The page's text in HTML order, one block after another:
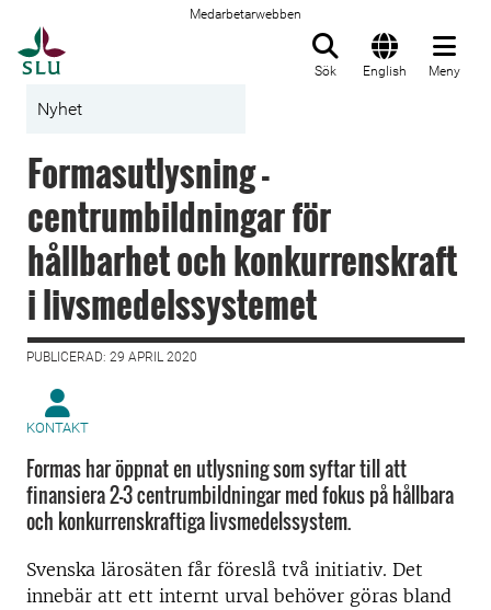
Medarbetarwebben
Sök English Meny
Nyhet
Formasutlysning -
centrumbildningar för
hållbarhet och konkurrenskraft
i livsmedelssystemet
PUBLICERAD: 29 APRIL 2020
KONTAKT
Formas har öppnat en utlysning som syftar till att
finansiera 2-3 centrumbildningar med fokus på hållbara
och konkurrenskraftiga livsmedelssystem.
Svenska lärosäten får föreslå två initiativ. Det
innebär att ett internt urval behöver göras bland